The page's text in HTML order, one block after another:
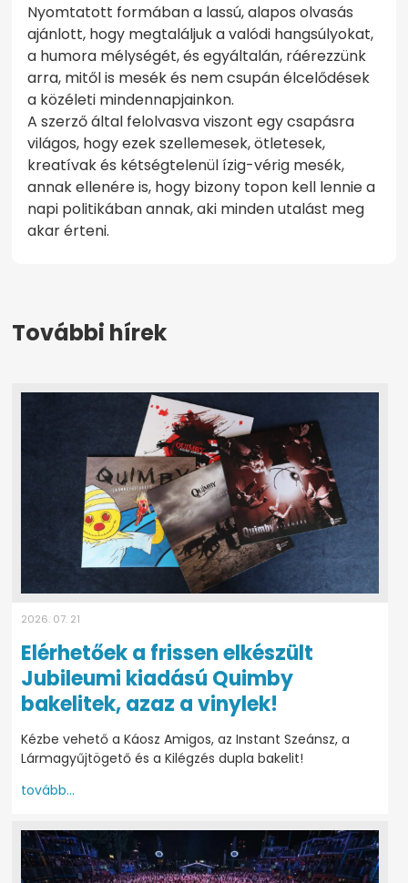
Nyomtatott formában a lassú, alapos olvasás
ajánlott, hogy megtaláljuk a valódi hangsúlyokat,
a humora mélységét, és egyáltalán, ráérezzünk
arra, mitől is mesék és nem csupán élcelődések
a közéleti mindennapjainkon.
A szerző által felolvasva viszont egy csapásra
világos, hogy ezek szellemesek, ötletesek,
kreatívak és kétségtelenül ízig-vérig mesék,
annak ellenére is, hogy bizony topon kell lennie a
napi politikában annak, aki minden utalást meg
akar érteni.
További hírek
2026. 07. 21
Elérhetőek a frissen elkészült
Jubileumi kiadású Quimby
bakelitek, azaz a vinylek!
Kézbe vehető a Káosz Amigos, az Instant Szeánsz, a
Lármagyűjtögető és a Kilégzés dupla bakelit!
tovább...